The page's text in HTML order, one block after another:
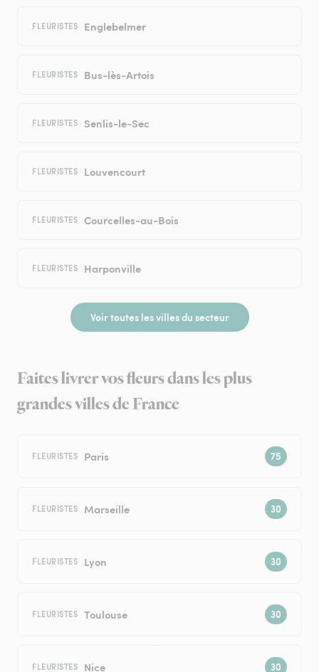
FLEURISTES Englebelmer
FLEURISTES Bus-lès-Artois
FLEURISTES Senlis-le-Sec
FLEURISTES Louvencourt
FLEURISTES Courcelles-au-Bois
FLEURISTES Harponville
Voir toutes les villes du secteur
Faites livrer vos fleurs dans les plus
grandes villes de France
FLEURISTES Paris
FLEURISTES Marseille
FLEURISTES Lyon
FLEURISTES Toulouse
FLEURISTES Nice